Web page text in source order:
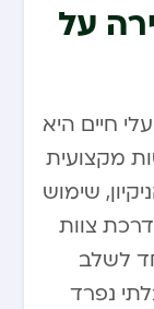
על
חיים היא
מקצועית
שימוש
צוות
לשלב
נפרד